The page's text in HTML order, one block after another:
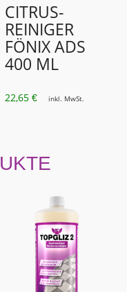
CITRUS-
REINIGER
FÖNIX ADS
400 ML
22,65€ inkl. MwSt.